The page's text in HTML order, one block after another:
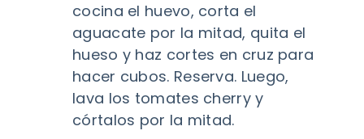
cocina el huevo, corta el
aguacate por la mitad, quita el
hueso y haz cortes en cruz para
hacer cubos. Reserva. Luego,
lava los tomates cherry y
córtalos por la mitad.